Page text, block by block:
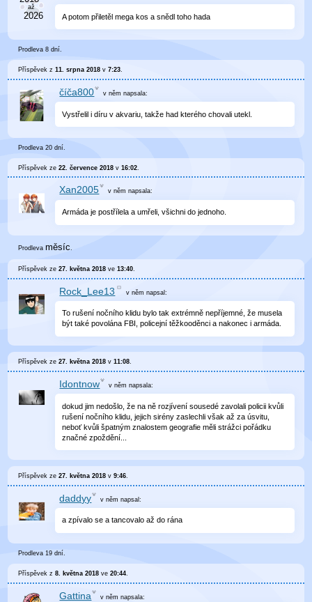
A potom přiletěl mega kos a snědl toho hada
Prodleva 8 dní.
Příspěvek z11. srpna 2018 v7:23.
číča800 v něm napsala:
Vystřelil i díru v akvariu, takže had kterého chovali utekl.
Prodleva 20 dní.
Příspěvek ze22. července 2018 v16:02
Xan2005 v něm napsala:
Armáda je postřílela a umřeli, všichni do jednoho.
Prodleva měsíc
Příspěvek ze27. května 2018 ve13:40
Rock_Lee13 v němnapsal:
To rušení nočního klidu bylo tak extrémně nepříjemné, že musela
být také povolána FBI, policejní těžkooděnci a nakonec i armáda.
Příspěvek ze27. května 2018 v11:08.
Idontnow v něm napsala:
dokud jim nedošlo, že na ně rozjívení sousedé zavolali policii kvůli
rušení nočního klidu, jejich sirény zaslechli však až za úsvitu,
neboť kvůli špatným znalostem geografie měli strážci pořádku
značné zpoždění...
Příspěvek ze27. května 2018 v9:46
daddyy v něm napsal:
a zpívalo se a tancovalo až do rána
Prodleva 19 dní.
Příspěvek z8. května 2018 ve20:44.
Gattina v něm napsala: